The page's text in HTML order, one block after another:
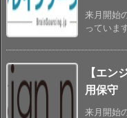
来月開始
っていま
【エン
用保守
来月開始